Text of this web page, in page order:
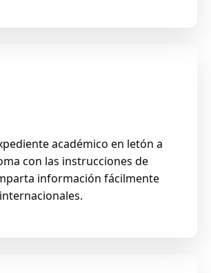
académico en letón a
con las instrucciones de
información fácilmente